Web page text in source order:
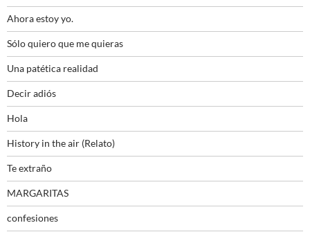
Ahora estoy yo.
Sólo quiero que me quieras
Una patética realidad
Decir adiós
Hola
History in the air (Relato)
Te extraño
MARGARITAS
confesiones